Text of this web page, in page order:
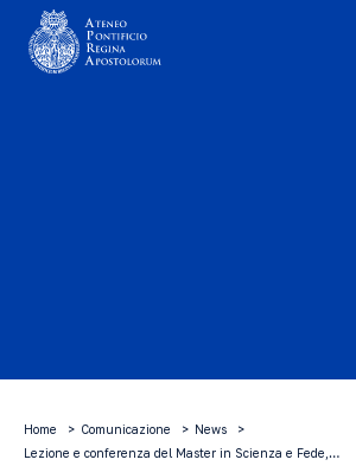
Home Comunicazione
News
Lezione e conferenza del Master in Scienza e Fede,…